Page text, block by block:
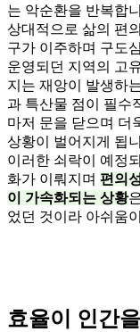
는 악순환을 반복합
상대적으로 삶의 편
구가 이주하며 구도
운영되던 지역의 고
지는 재앙이 발생하
과 특산물 점이 필수
마저 문을 닫으며 더
상황이 벌어지게 됩
이러한 쇠락이 예정
화가 이뤄지며 편의
이 가속화되는 상황
었던 것이라 아쉬움
효율이 인간